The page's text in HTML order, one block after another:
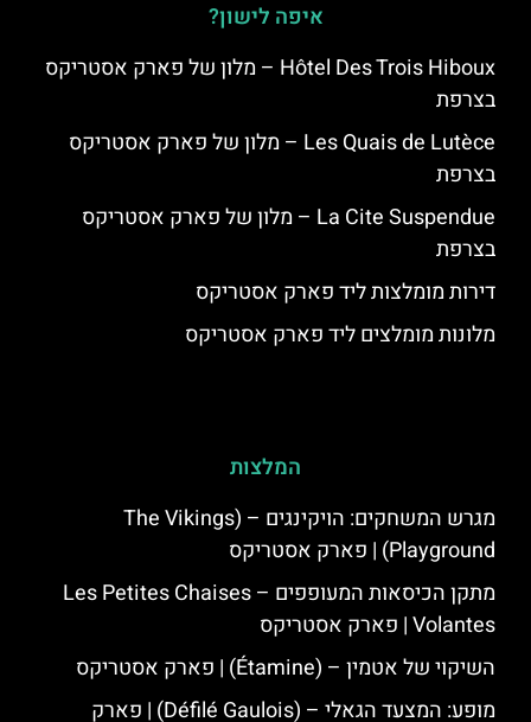
איפה לישון?
Hôtel Des Trois Hiboux – מלון של פארק אסטריקס
בצרפת
Les Quais de Lutèce – מלון של פארק אסטריקס
בצרפת
La Cite Suspendue – מלון של פארק אסטריקס
בצרפת
דירות מומלצות ליד פארק אסטריקס
מלונות מומלצים ליד פארק אסטריקס
המלצות
מגרש המשחקים: הויקינגים – (The Vikings
Playground) | פארק אסטריקס
מתקן הכיסאות המעופפים – Les Petites Chaises
Volantes | פארק אסטריקס
השיקוי של אטמין – (Étamine) | פארק אסטריקס
מופע: המצעד הגאלי – (Défilé Gaulois) | פארק